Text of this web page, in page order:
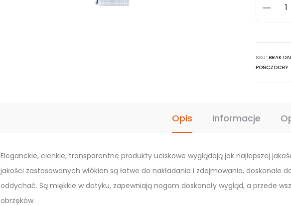
SKU: BRAK
POŃCZOCHY
Opis Informacje
Eleganckie, cienkie, transparentne produkty uciskowe wyglądają jak najlepszej
jakości zastosowanych włókien są łatwe do nakładania i zdejmowania, doskonale
oddychać. Są miękkie w dotyku, zapewniają nogom doskonały wygląd, a przede
obrzęków.